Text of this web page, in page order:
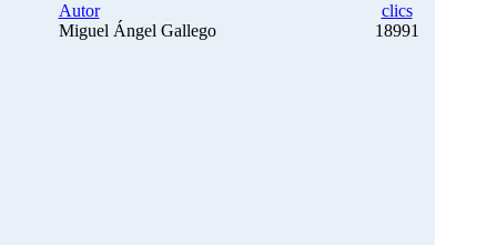
Autor
clics
Miguel Ángel Gallego 18991